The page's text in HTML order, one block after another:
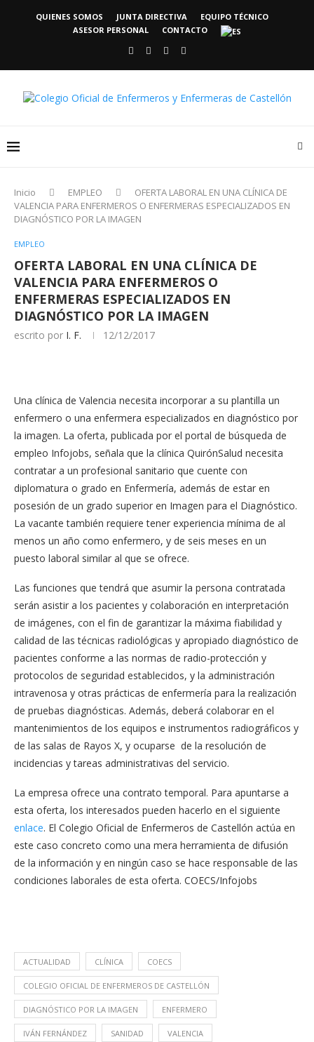
QUIENES SOMOS JUNTA DIRECTIVA
EQUIPO TÉCNICO
ASESOR PERSONAL
CONTACTO
Inicio EMPLEO
OFERTA LABORAL EN UNA CLÍNICA DE
VALENCIA PARA ENFERMEROS O ENFERMERAS ESPECIALIZADOS EN
DIAGNÓSTICO POR LA IMAGEN
EMPLEO
OFERTA LABORAL EN UNA CLÍNICA DE
VALENCIA PARA ENFERMEROS O
ENFERMERAS ESPECIALIZADOS EN
DIAGNÓSTICO POR LA IMAGEN
escrito por I. F. 12/12/2017
Una clínica de Valencia necesita incorporar a su plantilla un
enfermero o una enfermera especializados en diagnóstico por
la imagen. La oferta, publicada por el portal de búsqueda de
empleo Infojobs, señala que la clínica QuirónSalud necesita
contratar a un profesional sanitario que cuente con
diplomatura o grado en Enfermería, además de estar en
posesión de un grado superior en Imagen para el Diagnóstico.
La vacante también requiere tener experiencia mínima de al
menos un año como enfermero, y de seis meses en un
puesto laboral similar al que se ofrece.
Las funciones que tendrá que asumir la persona contratada
serán asistir a los pacientes y colaboración en interpretación
de imágenes, con el fin de garantizar la máxima fiabilidad y
calidad de las técnicas radiológicas y apropiado diagnóstico de
pacientes conforme a las normas de radio-protección y
protocolos de seguridad establecidos, y la administración
intravenosa y otras prácticas de enfermería para la realización
de pruebas diagnósticas. Además, deberá colaborar en el
mantenimientos de los equipos e instrumentos radiográficos y
de las salas de Rayos X, y ocuparse de la resolución de
incidencias y tareas administrativas del servicio.
La empresa ofrece una contrato temporal. Para apuntarse a
esta oferta, los interesados pueden hacerlo en el siguiente
enlace. El Colegio Oficial de Enfermeros de Castellón actúa en
este caso concreto como una mera herramienta de difusión
de la información y en ningún caso se hace responsable de las
condiciones laborales de esta oferta. COECS/Infojobs
ACTUALIDAD CLÍNICA COECS
COLEGIO OFICIAL DE ENFERMEROS DE CASTELLÓN
DIAGNÓSTICO POR LA IMAGEN ENFERMERO
IVÁN FERNÁNDEZ SANIDAD VALENCIA